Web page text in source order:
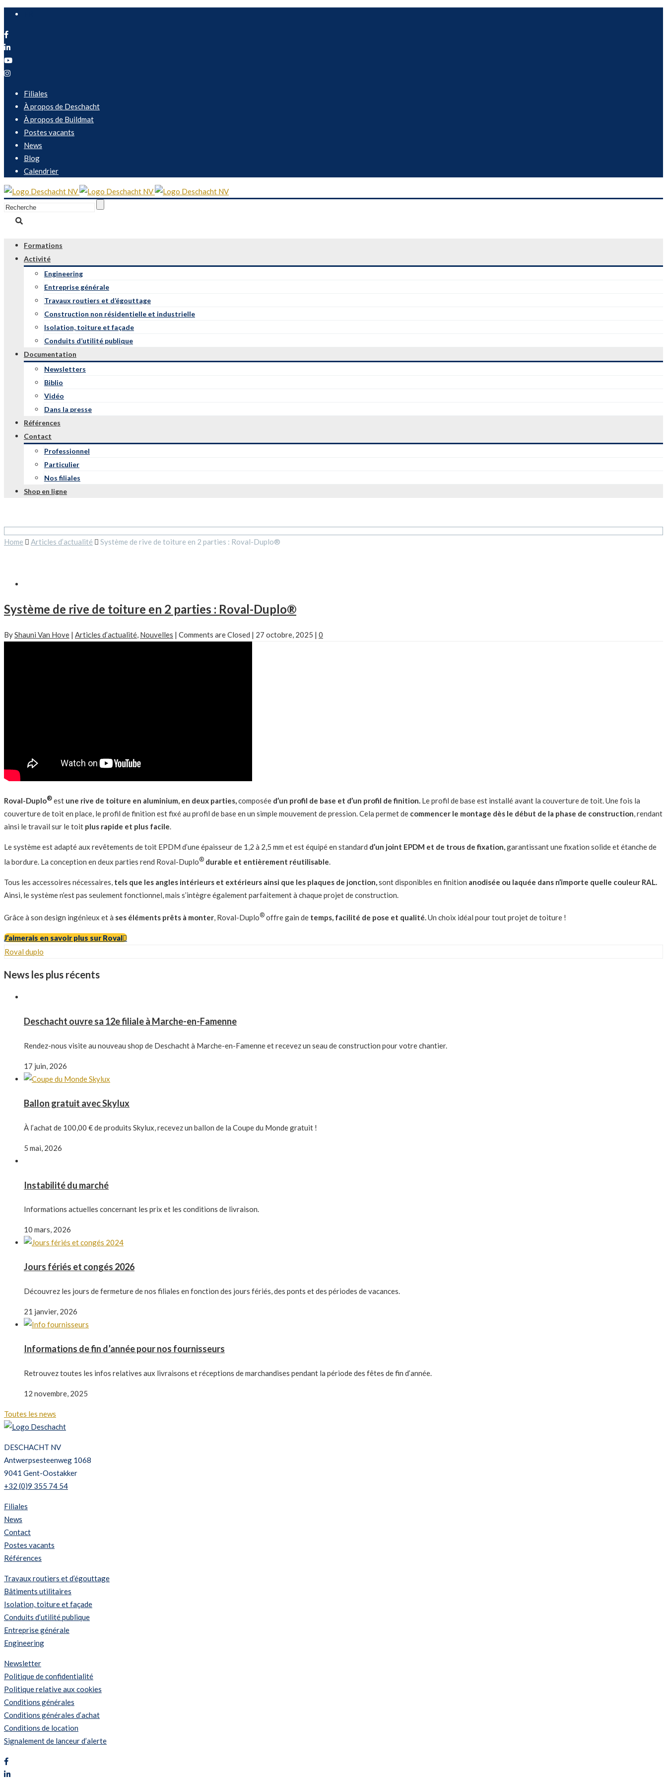
Filiales
À propos de Deschacht
À propos de Buildmat
Postes vacants
News
Blog
Calendrier
Formations
Activité
Engineering
Entreprise générale
Travaux routiers et d’égouttage
Construction non résidentielle et industrielle
Isolation, toiture et façade
Conduits d’utilité publique
Documentation
Newsletters
Biblio
Vidéo
Dans la presse
Références
Contact
Professionnel
Particulier
Nos filiales
Shop en ligne
Home Articles d’actualité Système de rive de toiture en 2 parties : Roval-Duplo®
Système de rive de toiture en 2 parties : Roval-Duplo®
ByShauni Van Hove | Articles d’actualité, Nouvelles | Comments are Closed | 27 octobre, 2025 | 0
Roval-Duplo® est une rive de toiture en aluminium, en deux parties,composée d’un profil de base et d’un profil de finition. Le profil de base est installé avant la couverture de toit. Une fois la
couverture de toit en place, le profil de finition est fixé au profil de base en un simple mouvement de pression. Cela permet de commencer le montage dès le début de la phase de construction, rendant
ainsi le travail sur le toit plus rapide et plus facile.
Le système est adapté aux revêtements de toit EPDM d’une épaisseur de 1,2 à 2,5 mm et est équipé en standard d’un joint EPDM et de trous de fixation,garantissant une fixation solide et étanche de
la bordure. La conception en deux parties rend Roval-Duplo® durable et entièrement réutilisable.
Tous les accessoires nécessaires, tels que les angles intérieurs et extérieurs ainsi que les plaques de jonction,sont disponibles en finition anodisée ou laquée dans n’importe quelle couleur RAL.
Ainsi, le système n’est pas seulement fonctionnel, mais s’intègre également parfaitement à chaque projet de construction.
Grâce à son design ingénieux et à ses éléments prêts à monter, Roval-Duplo® offre gain de temps, facilité de pose et qualité.Un choix idéal pour tout projet de toiture !
J’aimerais en savoir plus sur Roval
Roval duplo
News les plus récents
Deschacht ouvre sa 12e filiale à Marche-en-Famenne
Rendez-nous visite au nouveau shop de Deschacht à Marche-en-Famenne et recevez un seau de construction pour votre chantier.
17 juin, 2026
Ballon gratuit avec Skylux
À l’achat de 100,00 € de produits Skylux, recevez un ballon de la Coupe du Monde gratuit !
5 mai, 2026
Instabilité du marché
Informations actuelles concernant les prix et les conditions de livraison.
10 mars, 2026
Jours fériés et congés 2026
Découvrez les jours de fermeture de nos filiales en fonction des jours fériés, des ponts et des périodes de vacances.
21 janvier, 2026
Informations de fin d’année pour nos fournisseurs
Retrouvez toutes les infos relatives aux livraisons et réceptions de marchandises pendant la période des fêtes de fin d’année.
12 novembre, 2025
Toutes les news
DESCHACHT NV
Antwerpsesteenweg 1068
9041 Gent-Oostakker
+32 (0)9 355 74 54
Filiales
News
Contact
Postes vacants
Références
Travaux routiers et d’égouttage
Bâtiments utilitaires
Isolation, toiture et façade
Conduits d’utilité publique
Entreprise générale
Engineering
Newsletter
Politique de confidentialité
Politique relative aux cookies
Conditions générales
Conditions générales d’achat
Conditions de location
Signalement de lanceur d’alerte